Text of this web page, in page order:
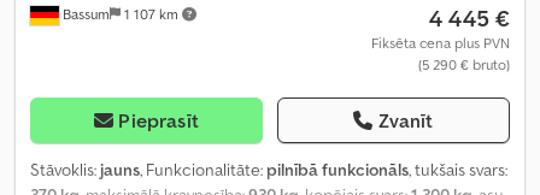
Bassum 1 107 km 4 445 €
Fiksēta cena plus PVN
(5 290 € bruto)
Pieprasīt Zvanīt
Stāvoklis: jauns, Funkcionalitāte: pilnībā funkcionāls, tukšais svars: